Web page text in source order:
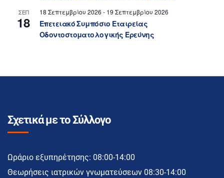
ΣΕΠ
18
18 Σεπτεμβρίου 2026 - 19 Σεπτεμβρίου 2026
Επετειακό Συμπόσιο Εταιρείας
Οδοντοστοματολογικής Ερεύνης
Σχετικά με το Σύλλογο
Ωράριο εξυπηρέτησης: 08:00-14:00
Θεωρήσεις ιατρικών γνωματεύσεων 08:30-14:00